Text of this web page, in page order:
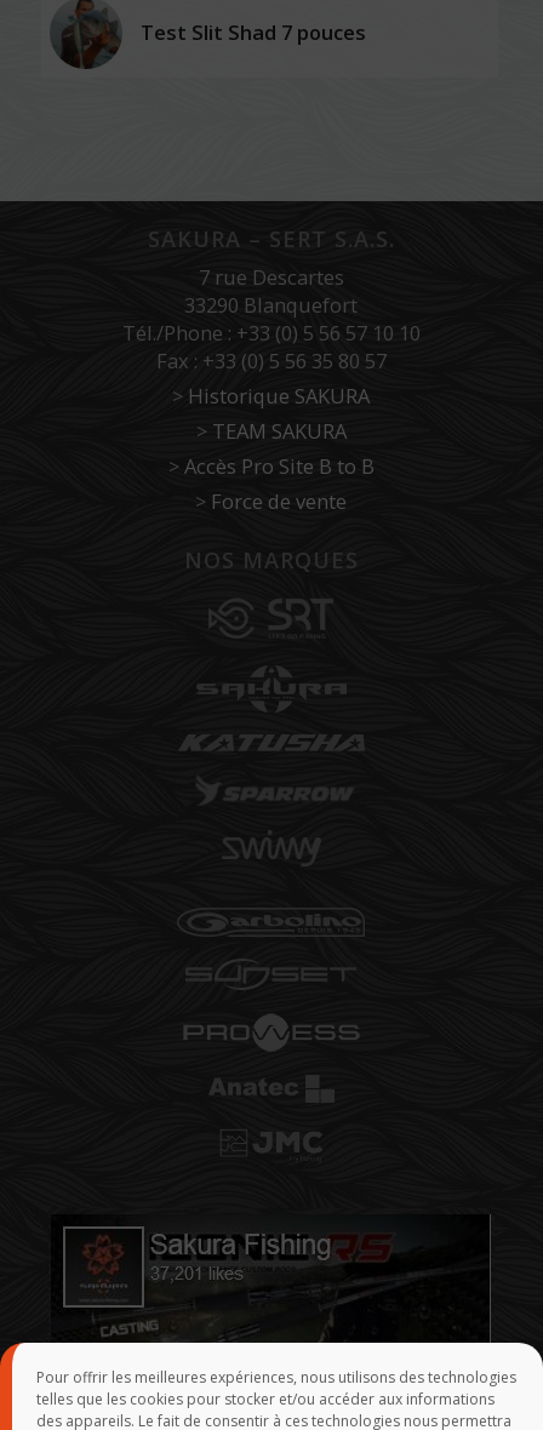
Pour offrir les meilleures expériences, nous utilisons des technologies
telles que les cookies pour stocker et/ou accéder aux informations
des appareils. Le fait de consentir à ces technologies nous permettra
Test Slit Shad 7 pouces
SAKURA – SERT S.A.S.
7 rue Descartes
33290 Blanquefort
Tél./Phone : +33 (0) 5 56 57 10 10
Fax : +33 (0) 5 56 35 80 57
> Historique SAKURA
> TEAM SAKURA
> Accès Pro Site B to B
> Force de vente
NOS MARQUES